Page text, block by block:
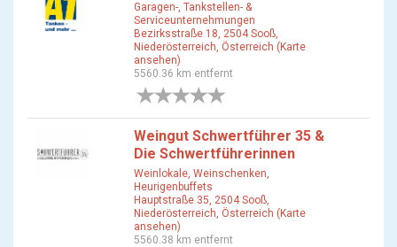
Garagen-, Tankstellen- &
Serviceunternehmungen
Bezirksstraße 18, 2504 Sooß,
Niederösterreich, Österreich (Karte
ansehen)
5560.36 km entfernt
Weingut Schwertführer 35 &
Die Schwertführerinnen
Weinlokale, Weinschenken,
Heurigenbuffets
Hauptstraße 35, 2504 Sooß,
Niederösterreich, Österreich (Karte
ansehen)
5560.38 km entfernt